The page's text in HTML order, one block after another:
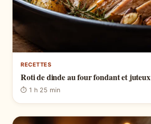
RECETTES
Roti de dinde au four fondant et juteux
⏱ 1 h 25 min